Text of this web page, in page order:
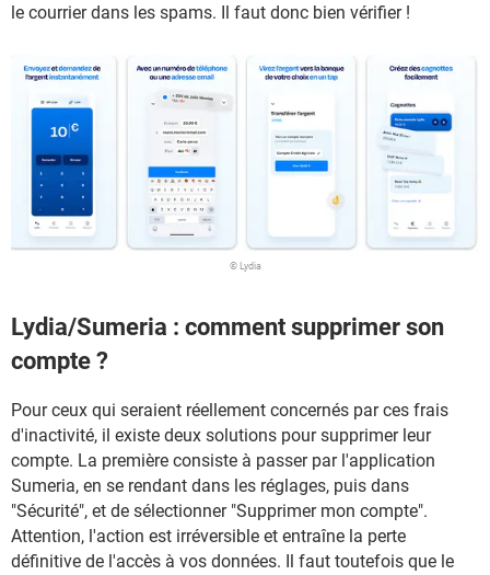
le courrier dans les spams. Il faut donc bien vérifier !
© Lydia
Lydia/Sumeria : comment supprimer son
compte ?
Pour ceux qui seraient réellement concernés par ces frais
d'inactivité, il existe deux solutions pour supprimer leur
compte. La première consiste à passer par l'application
Sumeria, en se rendant dans les réglages, puis dans
"Sécurité", et de sélectionner "Supprimer mon compte".
Attention, l'action est irréversible et entraîne la perte
définitive de l'accès à vos données. Il faut toutefois que le